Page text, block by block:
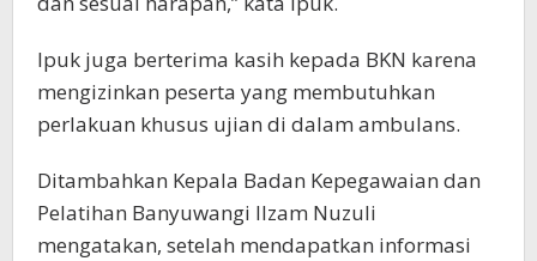
Ipuk juga berterima kasih kepada BKN karena
mengizinkan peserta yang membutuhkan
perlakuan khusus ujian di dalam ambulans.
Ditambahkan Kepala Badan Kepegawaian dan
Pelatihan Banyuwangi Ilzam Nuzuli
mengatakan, setelah mendapatkan informasi